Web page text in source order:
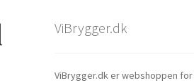
ViBrygger.dk
ViBrygger.dk er webshoppen